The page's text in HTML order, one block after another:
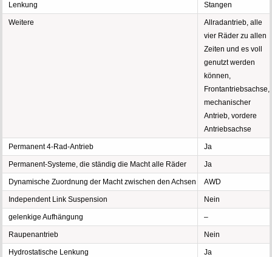
Lenkung Stangen
Weitere
Allradantrieb, alle
vier Räder zu allen
Zeiten und es voll
genutzt werden
können,
Frontantriebsachse,
mechanischer
Antrieb, vordere
Antriebsachse
Permanent 4-Rad-Antrieb Ja
Permanent-Systeme, die ständig die Macht alle Räder Ja
Dynamische Zuordnung der Macht zwischen den Achsen AWD
Independent Link Suspension Nein
gelenkige Aufhängung –
Raupenantrieb Nein
Hydrostatische Lenkung Ja